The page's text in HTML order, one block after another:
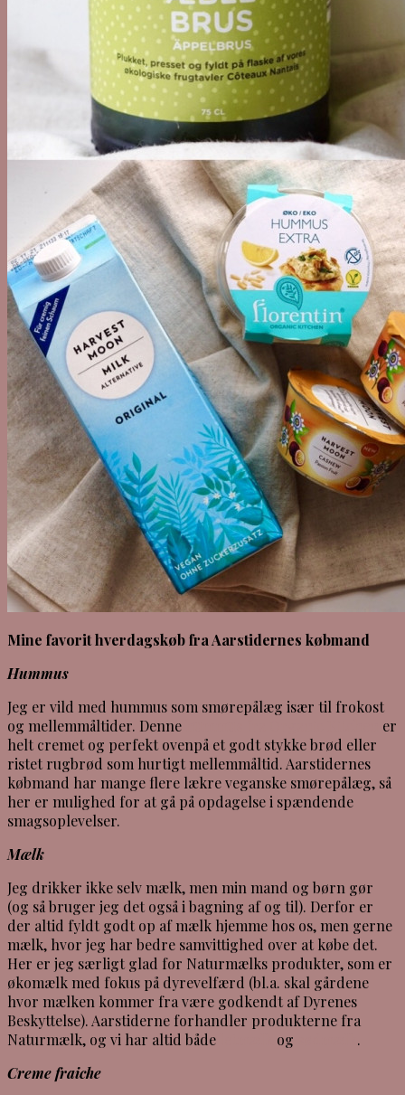
Mine favorit hverdagskøb fra Aarstidernes købmand
Hummus
Jeg er vild med hummus som smørepålæg især til frokost
og mellemmåltider. Denne
er
helt cremet og perfekt ovenpå et godt stykke brød eller
ristet rugbrød som hurtigt mellemmåltid. Aarstidernes
købmand har mange flere lækre veganske smørepålæg, så
her er mulighed for at gå på opdagelse i spændende
smagsoplevelser.
Mælk
Jeg drikker ikke selv mælk, men min mand og børn gør
(og så bruger jeg det også i bagning af og til). Derfor er
der altid fyldt godt op af mælk hjemme hos os, men gerne
mælk, hvor jeg har bedre samvittighed over at købe det.
Her er jeg særligt glad for Naturmælks produkter, som er
økomælk med fokus på dyrevelfærd (bl.a. skal gårdene
hvor mælken kommer fra være godkendt af Dyrenes
Beskyttelse). Aarstiderne forhandler produkterne fra
Naturmælk, og vi har altid både
og
.
Creme fraiche